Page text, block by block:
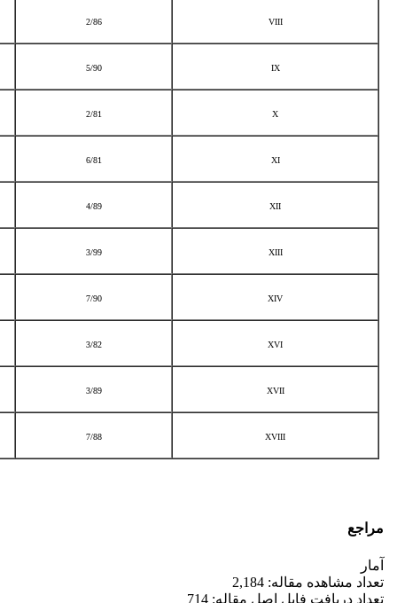
VIII
2/86
IX
5/90
X
2/81
XI
6/81
XII
4/89
XIII
3/99
XIV
7/90
XVI
3/82
XVII
3/89
XVIII
7/88
مراجع
آمار
تعداد مشاهده مقاله: 2,184
تعداد دریافت فایل اصل مقاله: 714